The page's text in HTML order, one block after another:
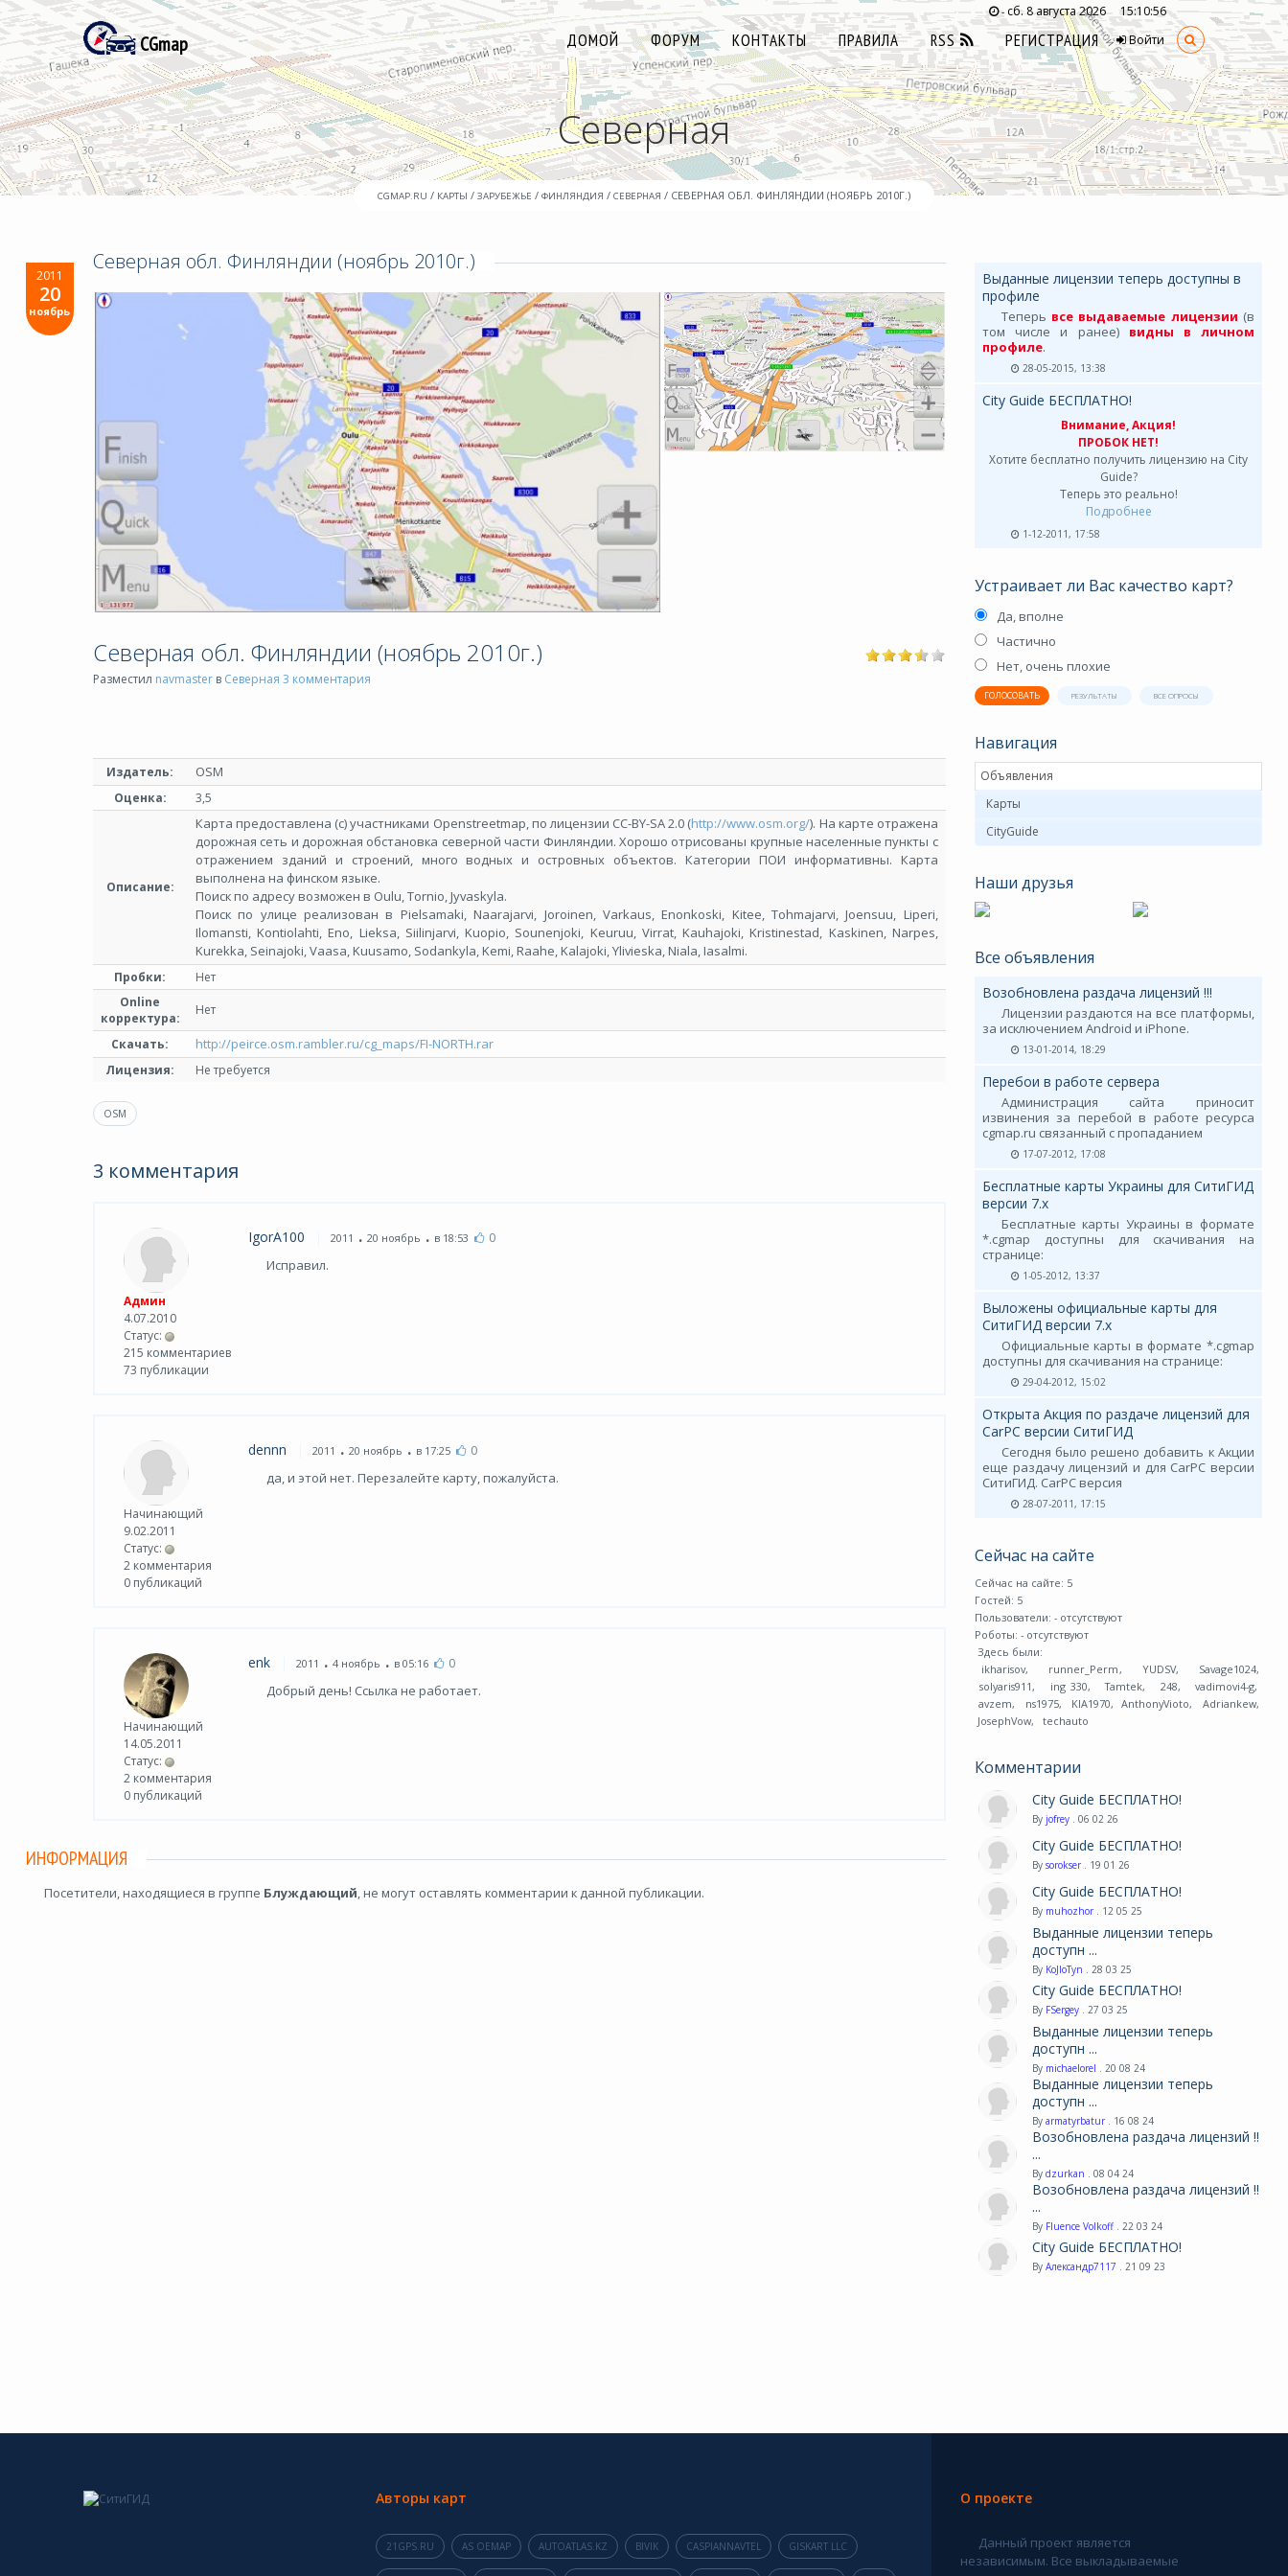
CGmap
- сб. 8 августа 2026 15:10:57
ДОМОЙ ФОРУМ КОНТАКТЫ ПРАВИЛА RSS РЕГИСТРАЦИЯ Войти
Северная
CGMAP.RU / КАРТЫ / ЗАРУБЕЖЬЕ / ФИНЛЯНДИЯ / СЕВЕРНАЯ / СЕВЕРНАЯ ОБЛ. ФИНЛЯНДИИ (НОЯБРЬ 2010Г.)
2011
20
ноябрь
Северная обл. Финляндии (ноябрь 2010г.)
Северная обл. Финляндии (ноябрь 2010г.)
Разместил navmaster в Северная 3 комментария
Издатель: OSM
Оценка: 3,5
Описание:
Карта предоставлена (с) участниками Openstreetmap, по лицензии СС-BY-SA 2.0 (http://www.osm.org/). На карте отражена
дорожная сеть и дорожная обстановка северной части Финляндии. Хорошо отрисованы крупные населенные пункты с
отражением зданий и строений, много водных и островных объектов. Категории ПОИ информативны. Карта
выполнена на финском языке.
Поиск по адресу возможен в Oulu, Tornio, Jyvaskyla.
Поиск по улице реализован в Pielsamaki, Naarajarvi, Joroinen, Varkaus, Enonkoski, Kitee, Tohmajarvi, Joensuu, Liperi,
Ilomansti, Kontiolahti, Eno, Lieksa, Siilinjarvi, Kuopio, Sounenjoki, Keuruu, Virrat, Kauhajoki, Kristinestad, Kaskinen, Narpes,
Kurekka, Seinajoki, Vaasa, Kuusamo, Sodankyla, Kemi, Raahe, Kalajoki, Ylivieska, Niala, Iasalmi.
Пробки:
Нет
Online
корректура:
Нет
Скачать: http://peirce.osm.rambler.ru/cg_maps/FI-NORTH.rar
Лицензия: Не требуется
OSM
3 комментария
Админ
4.07.2010
Статус:
215 комментариев
73 публикации
IgorA100 2011 . 20 ноябрь . в 18:53 0
Исправил.
Начинающий
9.02.2011
Статус:
2 комментария
0 публикаций
dennn 2011 . 20 ноябрь . в 17:25 0
да, и этой нет. Перезалейте карту, пожалуйста.
Начинающий
14.05.2011
Статус:
2 комментария
0 публикаций
enk 2011 . 4 ноябрь . в 05:16 0
Добрый день! Ссылка не работает.
ИНФОРМАЦИЯ
Посетители, находящиеся в группе Блуждающий, не могут оставлять комментарии к данной публикации.
Выданные лицензии теперь доступны в
профиле
Теперь все выдаваемые лицензии (в
том числе и ранее) видны в личном
профиле.
28-05-2015, 13:38
City Guide БЕСПЛАТНО!
Внимание, Акция!
ПРОБОК НЕТ!
Хотите бесплатно получить лицензию на City
Guide?
Теперь это реально!
Подробнее
1-12-2011, 17:58
Устраивает ли Вас качество карт?
Да, вполне
Частично
Нет, очень плохие
ГОЛОСОВАТЬ РЕЗУЛЬТАТЫ ВСЕ ОПРОСЫ
Навигация
Объявления
Карты
CityGuide
Наши друзья
Все объявления
Возобновлена раздача лицензий !!!
Лицензии раздаются на все платформы,
за исключением Android и iPhone.
13-01-2014, 18:29
Перебои в работе сервера
Администрация сайта приносит
извинения за перебой в работе ресурса
cgmap.ru связанный с пропаданием
17-07-2012, 17:08
Бесплатные карты Украины для СитиГИД
версии 7.х
Бесплатные карты Украины в формате
*.cgmap доступны для скачивания на
странице:
1-05-2012, 13:37
Выложены официальные карты для
СитиГИД версии 7.х
Официальные карты в формате *.cgmap
доступны для скачивания на странице:
29-04-2012, 15:02
Открыта Акция по раздаче лицензий для
CarPC версии СитиГИД
Сегодня было решено добавить к Акции
еще раздачу лицензий и для CarPC версии
СитиГИД. CarPC версия
28-07-2011, 17:15
Сейчас на сайте
Сейчас на сайте: 5
Гостей: 5
Пользователи:- отсутствуют
Роботы:- отсутствуют
Здесь были:
ikharisov, runner_Perm, YUDSV, Savage1024,
solyaris911, ing 330, Tamtek, 248, vadimovi4-g,
avzem, ns1975, KIA1970, AnthonyVioto, Adriankew,
JosephVow, techauto
Комментарии
City Guide БЕСПЛАТНО!
By jofrey . 06 02 26
City Guide БЕСПЛАТНО!
Bysorokser . 19 01 26
City Guide БЕСПЛАТНО!
By muhozhor . 12 05 25
Выданные лицензии теперь
доступн ...
By KoJIoTyn . 28 03 25
City Guide БЕСПЛАТНО!
By FSergey . 27 03 25
Выданные лицензии теперь
доступн ...
By michaelorel . 20 08 24
Выданные лицензии теперь
доступн ...
Byarmatyrbatur . 16 08 24
Возобновлена раздача лицензий !!
...
Bydzurkan . 08 04 24
Возобновлена раздача лицензий !!
...
By Fluence Volkoff . 22 03 24
City Guide БЕСПЛАТНО!
ByАлександр7117 . 21 09 23
Авторы карт
21GPS.RU AS OEMAP AUTOATLAS.KZ BIVIK CASPIANNAVTEL GISKART LLC
О проекте
Данный проект является
независимым. Все выкладываемые